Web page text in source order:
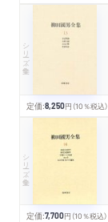
シリーズ・全集
定価:8,250円 （10％税込）
シリーズ・全集
定価:7,700円 （10％税込）